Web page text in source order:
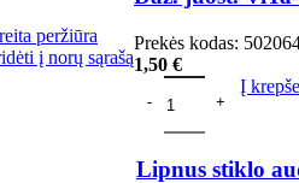
peržiūra
į norų sąrašą
Prekės kodas:
1,50 €
Į
Lipnus stiklo